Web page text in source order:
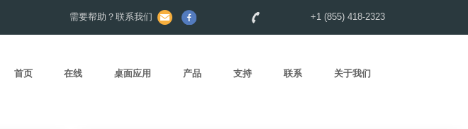
需要帮助？联系我们 +1 (855) 418-2323
首页 在线 桌面应用 产品 支持 联系 关于我们